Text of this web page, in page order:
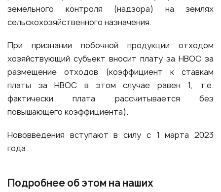
земельного контроля (надзора) на землях
сельскохозяйственного назначения.
При признании побочной продукции отходом
хозяйствующий субъект вносит плату за НВОС за
размещение отходов (коэффициент к ставкам
платы за НВОС в этом случае равен 1, т.е.
фактически плата рассчитывается без
повышающего коэффициента).
Нововведения вступают в силу с 1 марта 2023
года.
Подробнее об этом на наших